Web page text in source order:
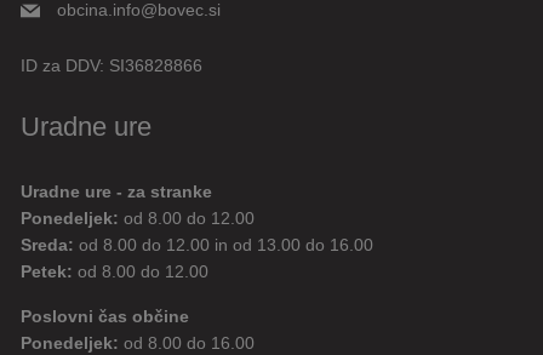
obcina.info@bovec.si
ID za DDV: SI36828866
Uradne ure
Uradne ure - za stranke
Ponedeljek: od 8.00 do 12.00
Sreda: od 8.00 do 12.00 in od 13.00 do 16.00
Petek: od 8.00 do 12.00
Poslovni čas občine
Ponedeljek: od 8.00 do 16.00